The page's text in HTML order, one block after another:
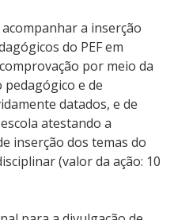
a inserção
do PEF em
por meio da
e de
datados, e de
atestando a
inserção dos temas do
(valor da ação: 10